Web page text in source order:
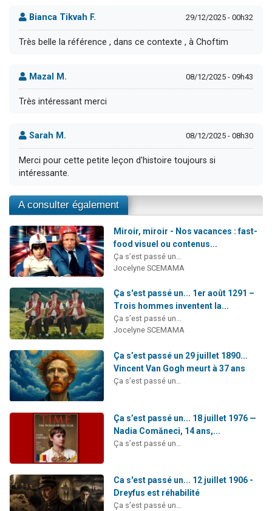
Bianca Tikvah F. 29/12/2025 - 00h32
Très belle la référence , dans ce contexte , à Choftim
Mazal M. 08/12/2025 - 09h43
Très intéressant merci
Sarah M. 08/12/2025 - 08h30
Merci pour cette petite leçon d'histoire toujours si
intéressante.
A consulter également
Miroir, miroir - Nos vacances : fast-
food visuel ou contenus...
Ça s’est passé un…
Jocelyne SCEMAMA
Ça s'est passé un... 1er août 1291 –
Trois hommes inventent la...
Ça s’est passé un…
Jocelyne SCEMAMA
Ça s’est passé un 29 juillet 1890...
Vincent Van Gogh meurt à 37 ans
Ça s’est passé un…
Ça s’est passé un... 18 juillet 1976 —
Nadia Comăneci, 14 ans,...
Ça s’est passé un…
Ca s'est passé un... 12 juillet 1906 -
Dreyfus est réhabilité
Ça s’est passé un…